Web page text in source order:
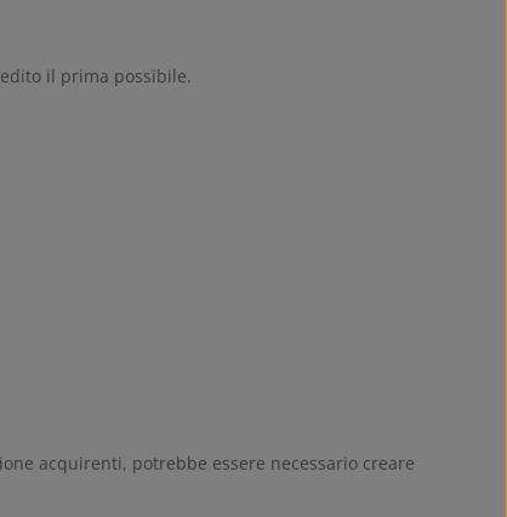
il prima possibile.
acquirenti, potrebbe essere necessario creare